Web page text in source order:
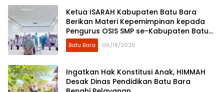
Ketua ISARAH Kabupaten Batu Bara
Berikan Materi Kepemimpinan kepada
Pengurus OSIS SMP se-Kabupaten Batu
Bara
Batu Bara 06/18/2026
Ingatkan Hak Konstitusi Anak, HIMMAH
Desak Dinas Pendidikan Batu Bara